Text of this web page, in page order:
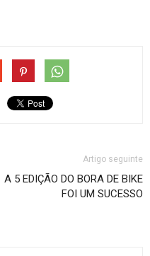
Artigo seguinte
A 5 EDIÇÃO DO BORA DE BIKE
FOI UM SUCESSO